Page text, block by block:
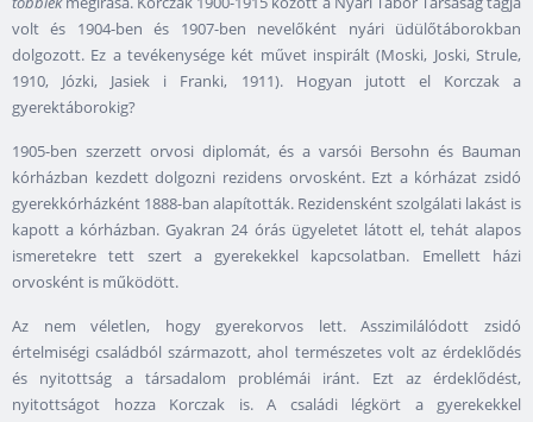
volt és 1904-ben és 1907-ben nevelőként nyári üdülőtáborokban
dolgozott. Ez a tevékenysége két művet inspirált (Moski, Joski, Strule,
1910, Józki, Jasiek i Franki, 1911). Hogyan jutott el Korczak a
gyerektáborokig?
1905-ben szerzett orvosi diplomát, és a varsói Bersohn és Bauman
kórházban kezdett dolgozni rezidens orvosként. Ezt a kórházat zsidó
gyerekkórházként 1888-ban alapították. Rezidensként szolgálati lakást is
kapott a kórházban. Gyakran 24 órás ügyeletet látott el, tehát alapos
ismeretekre tett szert a gyerekekkel kapcsolatban. Emellett házi
orvosként is működött.
Az nem véletlen, hogy gyerekorvos lett. Asszimilálódott zsidó
értelmiségi családból származott, ahol természetes volt az érdeklődés
és nyitottság a társadalom problémái iránt. Ezt az érdeklődést,
nyitottságot hozza Korczak is. A családi légkört a gyerekekkel